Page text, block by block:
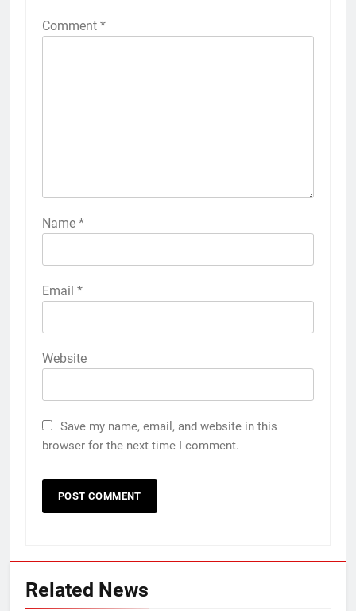
Comment *
Name *
Email *
Website
Save my name, email, and website in this
browser for the next time I comment.
Related News